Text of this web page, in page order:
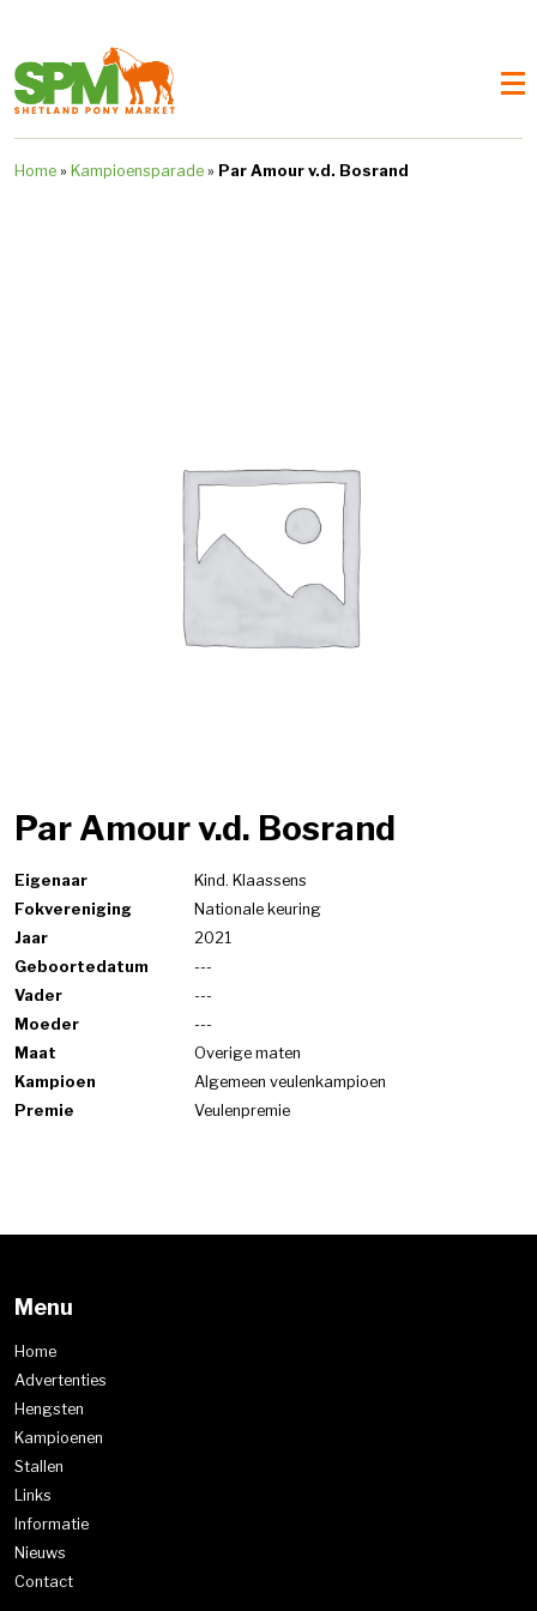
Home » Kampioensparade » Par Amour v.d. Bosrand
Par Amour v.d. Bosrand
Eigenaar
Kind. Klaassens
Fokvereniging
Nationale keuring
Jaar
2021
Geboortedatum
---
Vader
---
Moeder
---
Maat
Overige maten
Kampioen
Algemeen veulenkampioen
Premie
Veulenpremie
Menu
Home
Advertenties
Hengsten
Kampioenen
Stallen
Links
Informatie
Nieuws
Contact